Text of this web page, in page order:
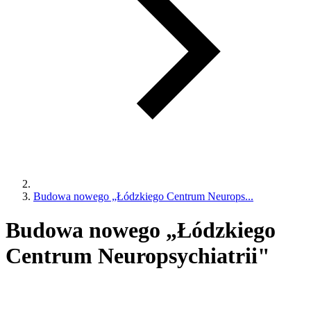
Budowa nowego „Łódzkiego Centrum Neurops...
Budowa nowego „Łódzkiego
Centrum Neuropsychiatrii"